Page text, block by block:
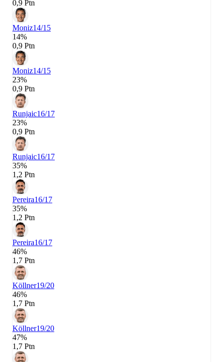
0,9 Ptn
Moniz14/15
14%
0,9 Ptn
Moniz14/15
23%
0,9 Ptn
Runjaic16/17
23%
0,9 Ptn
Runjaic16/17
35%
1,2 Ptn
Pereira16/17
35%
1,2 Ptn
Pereira16/17
46%
1,7 Ptn
Köllner19/20
46%
1,7 Ptn
Köllner19/20
47%
1,7 Ptn